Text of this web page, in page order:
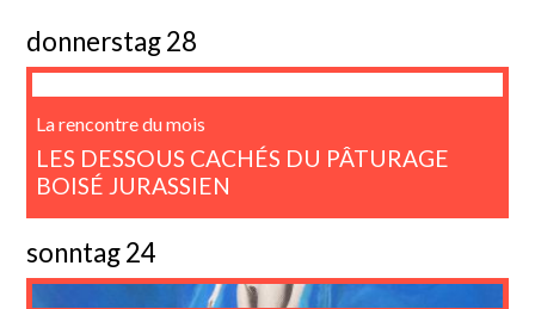
donnerstag 28
La rencontre du mois
LES DESSOUS CACHÉS DU PÂTURAGE
BOISÉ JURASSIEN
sonntag 24